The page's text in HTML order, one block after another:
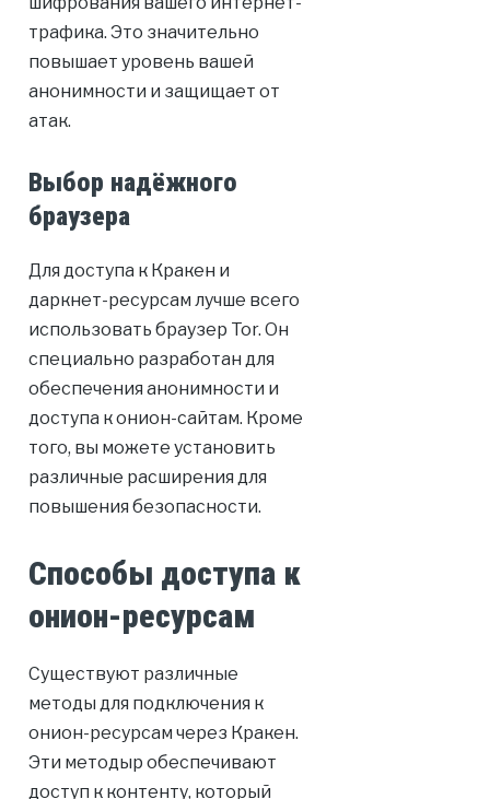
трафика. Это значительно
повышает уровень вашей
анонимности и защищает от
атак.
Выбор надёжного
браузера
Для доступа к Кракен и
даркнет-ресурсам лучше всего
использовать браузер Tor. Он
специально разработан для
обеспечения анонимности и
доступа к онион-сайтам. Кроме
того, вы можете установить
различные расширения для
повышения безопасности.
Способы доступа к
онион-ресурсам
Существуют различные
методы для подключения к
онион-ресурсам через Кракен.
Эти методыр обеспечивают
доступ к контенту, который